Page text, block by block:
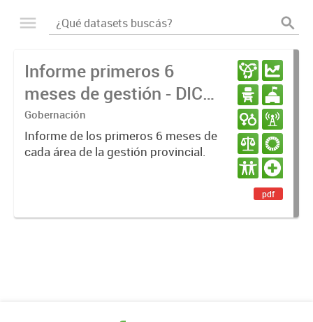
Informe primeros 6
meses de gestión - DIC
23 / JUN 24
Gobernación
Informe de los primeros 6 meses de
cada área de la gestión provincial.
pdf